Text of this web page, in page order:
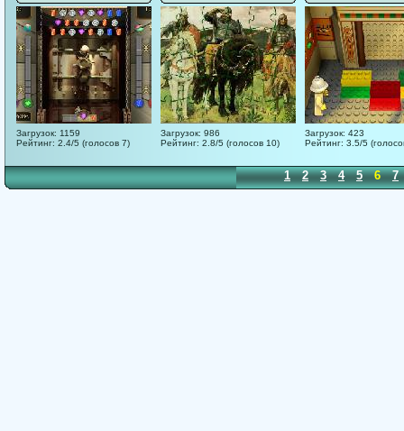
Загрузок: 1159
Рейтинг: 2.4/5 (голосов 7)
Загрузок: 986
Рейтинг: 2.8/5 (голосов 10)
Загрузок: 423
Рейтинг: 3.5/5
1 2 3 4 5 6 7